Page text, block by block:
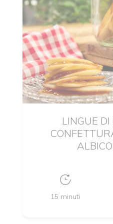
LINGUE DI
15 minuti